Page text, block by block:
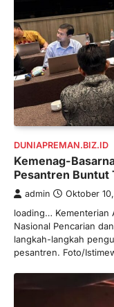
DUNIAPREMAN.BIZ.ID
Kemenag-
Pesantren
admin Oktober
loading… Kementerian
Nasional Pencarian
langkah-langkah
pesantren. Foto/